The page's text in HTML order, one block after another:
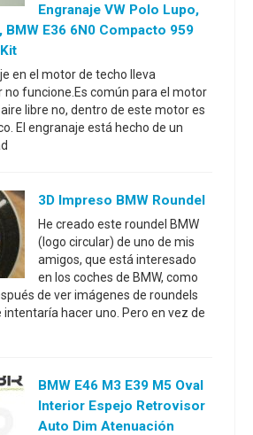
Engranaje VW Polo Lupo,
BMW E36 6N0 Compacto 959
en el motor de techo lleva
no funcione.Es común para el motor
libre no, dentro de este motor es
El engranaje está hecho de un
3D Impreso BMW Roundel
He creado este roundel BMW
(logo circular) de uno de mis
amigos, que está interesado
en los coches de BMW, como
de ver imágenes de roundels
intentaría hacer uno. Pero en vez de
BMW E46 M3 E39 M5 Oval
Interior Espejo Retrovisor
Auto Dim Atenuación